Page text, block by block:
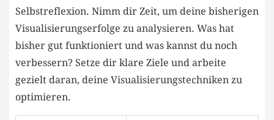
Selbstreflexion. Nimm dir Zeit, ‍um deine bisherigen​
Visualisierungserfolge zu analysieren. Was hat
bisher gut funktioniert und was kannst du noch
verbessern? Setze dir klare Ziele und arbeite
gezielt daran, deine ⁢Visualisierungstechniken zu
optimieren.